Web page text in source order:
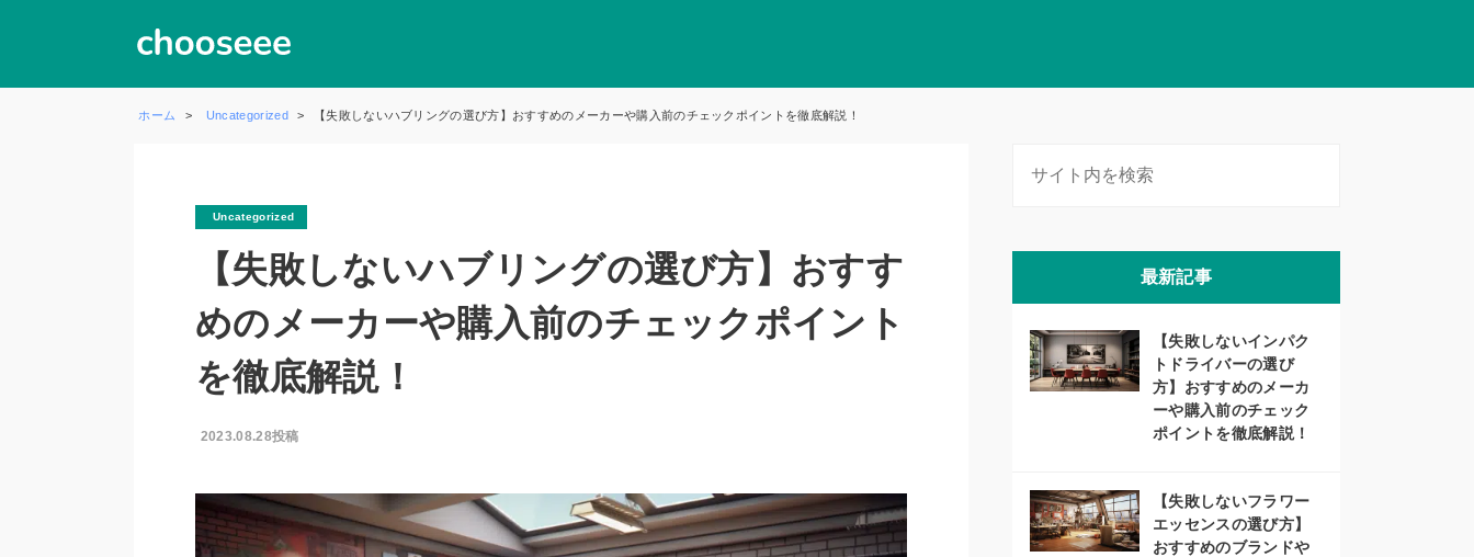
ホーム Uncategorized 【失敗しないハブリングの選び方】おすすめのメーカーや購入前のチェックポイントを徹底解説！
Uncategorized
【失敗しないハブリングの選び方】おすす
めのメーカーや購入前のチェックポイント
を徹底解説！
2023.08.28投稿
最新記事
【失敗しないインパク
トドライバーの選び
方】おすすめのメーカ
ーや購入前のチェック
ポイントを徹底解説！
【失敗しないフラワー
エッセンスの選び方】
おすすめのブランドや